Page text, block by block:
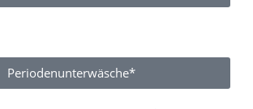
Periodenunterwäsche*